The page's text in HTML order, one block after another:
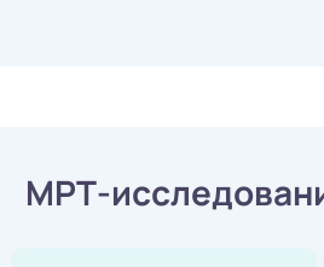
МРТ-